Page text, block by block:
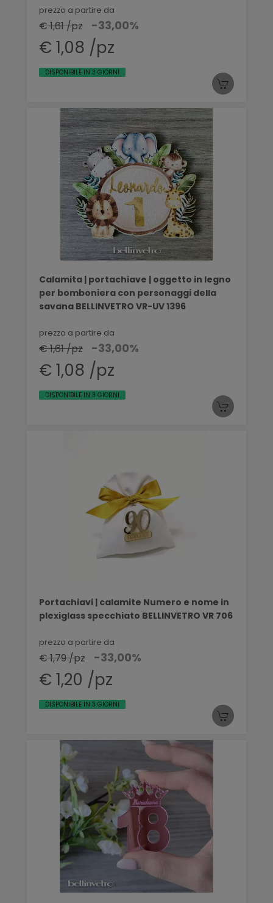
prezzo a partire da
€ 1,61 /pz -33,00%
€ 1,08 /pz
DISPONIBILE IN 3 GIORNI
Calamita | portachiave | oggetto in legno
per bomboniera con personaggi della
savana BELLINVETRO VR-UV 1396
prezzo a partire da
€ 1,61 /pz -33,00%
€ 1,08 /pz
DISPONIBILE IN 3 GIORNI
Portachiavi | calamite Numero e nome in
plexiglass specchiato BELLINVETRO VR 706
prezzo a partire da
€ 1,79 /pz -33,00%
€ 1,20 /pz
DISPONIBILE IN 3 GIORNI